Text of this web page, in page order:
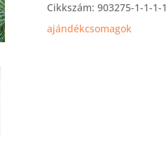
Cikkszám: 903275-1-1-1-1
ajándékcsomagok